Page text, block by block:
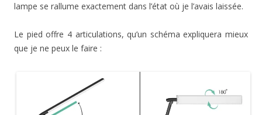
lampe se rallume exactement dans l’état où je l’avais laissée.
Le pied offre 4 articulations, qu’un schéma expliquera mieux
que je ne peux le faire :